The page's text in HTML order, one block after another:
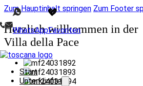
Zum Hauptinhalt springen Zum Footer
WhatsAppFavoriten
Start
Unterkünfte
Herzlich willkommen in der
Villa della Pace